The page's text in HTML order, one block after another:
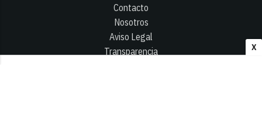
X
Contacto
Nosotros
Aviso Legal
Transparencia